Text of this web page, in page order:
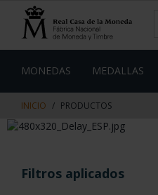
contenido
de
MONEDAS MEDALLAS
INICIO PRODUCTOS
Filtros aplicados